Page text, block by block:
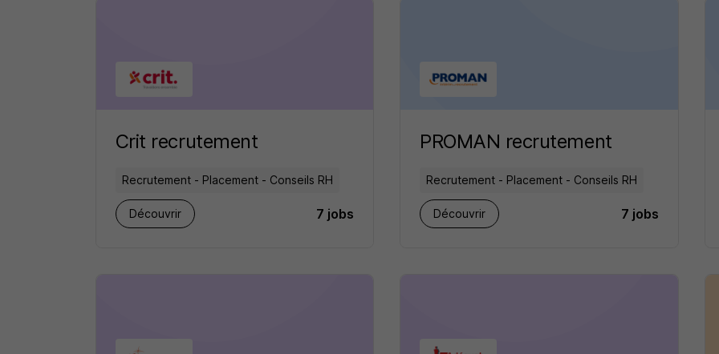
Crit recrutement
Recrutement - Placement - Conseils RH
Découvrir 7 jobs
PROMAN recrutement
Recrutement - Placement - Conseils RH
Découvrir 7 jobs